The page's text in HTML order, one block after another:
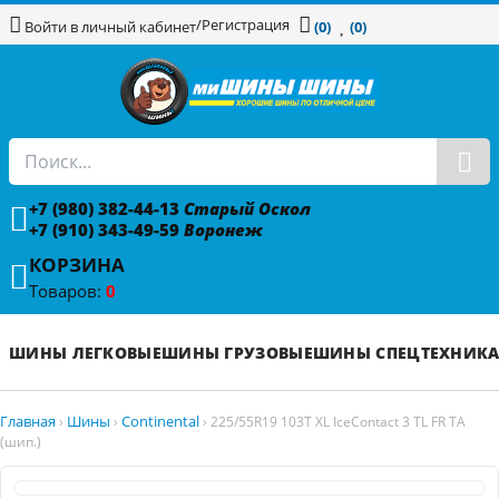
Войти в личный кабинет/Регистрация (0) (0)
+7 (980) 382-44-13 Старый Оскол
+7 (910) 343-49-59 Воронеж
КОРЗИНА
Товаров: 0
ШИНЫ ЛЕГКОВЫЕШИНЫ ГРУЗОВЫЕШИНЫ СПЕЦТЕХНИКА
Главная › Шины › Continental › 225/55R19 103T XL IceContact 3 TL FR TA
(шип.)